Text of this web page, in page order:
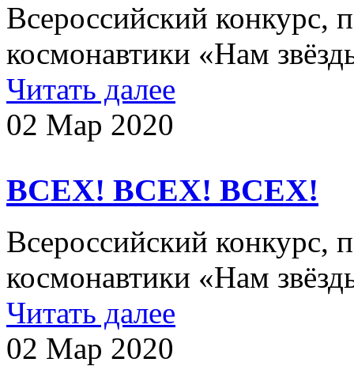
Всероссийский
космонавтики «Нам
Читать далее
02 Мар 2020
ВСЕХ! ВСЕХ! ВСЕХ!
Всероссийский
космонавтики «Нам
Читать далее
02 Мар 2020